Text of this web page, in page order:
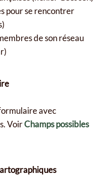
pour se rencontrer
de son réseau
avec
VoirChamps possibles